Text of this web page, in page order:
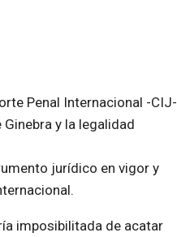
Penal Internacional -CIJ-
Ginebra y la legalidad
jurídico en vigor y
imposibilitada de acatar